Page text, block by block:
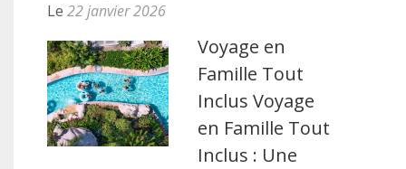
Le 22 janvier 2026
Voyage en
Famille Tout
Inclus Voyage
en Famille Tout
Inclus : Une